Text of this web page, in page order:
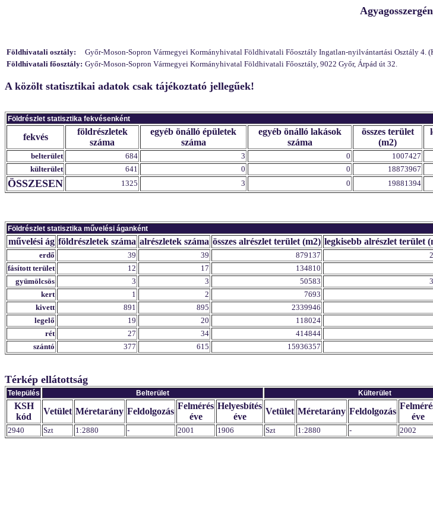
Földhivatali osztály:
Győr-Moson-Sopron Vármegyei Kormányhivatal Földhivatali Főosztály Ingatlan-nyilvántartási Osztály 4.
Földhivatali főosztály: Győr-Moson-Sopron Vármegyei Kormányhivatal Földhivatali Főosztály, 9022 Győr, Árpád út 32.
A közölt statisztikai adatok csak tájékoztató jellegűek!
Földrészlet statisztika fekvésenként
fekvés
földrészletek
száma
egyéb önálló épületek
száma
egyéb önálló lakások
száma
összes terület
(m2)
belterület 684 3 0 1007427
külterület
641 0 0 18873967
ÖSSZESEN 1325 3 0 19881394
Földrészlet statisztika művelési áganként
művelési ág földrészletek száma alrészletek száma összes alrészlet terület (m2) legkisebb alrészlet terület
erdő 39 39 879137
fásított terület
12 17 134810
gyümölcsös
3 3 50583
kert
1 2 7693
kivett
891 895 2339946
legelő
19 20 118024
rét
27 34 414844
szántó
377 615 15936357
Térkép ellátottság
Település Belterület Külterület
KSH
kód
Vetület Méretarány Feldolgozás
Felmérés
éve
Helyesbítés
éve
Vetület Méretarány Feldolgozás
éve
2940 Szt 1:2880 - 2001 1906 Szt 1:2880 - 2002